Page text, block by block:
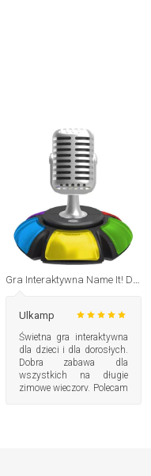
Ulkamp
Świetna gra interaktywna
dla dzieci i dla dorosłych.
Dobra zabawa dla
wszystkich na długie
zimowe wieczory. Polecam